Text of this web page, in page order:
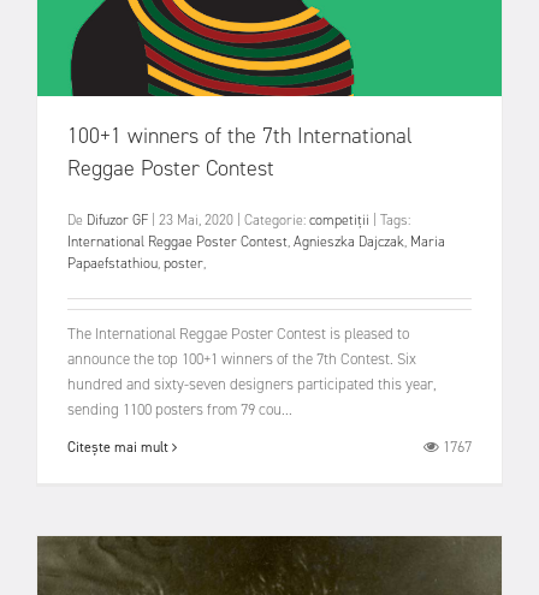
100+1 winners of the 7th International
Reggae Poster Contest
De Difuzor GF 23 Mai, 2020 Categorie:competiții
Tags:
International Reggae Poster Contest,Agnieszka Dajczak, Maria
Papaefstathiou,poster,
The International Reggae Poster Contest is pleased to
announce the top 100+1 winners of the 7th Contest. Six
hundred and sixty-seven designers participated this year,
sending 1100 posters from 79 cou...
Citește mai mult 1767